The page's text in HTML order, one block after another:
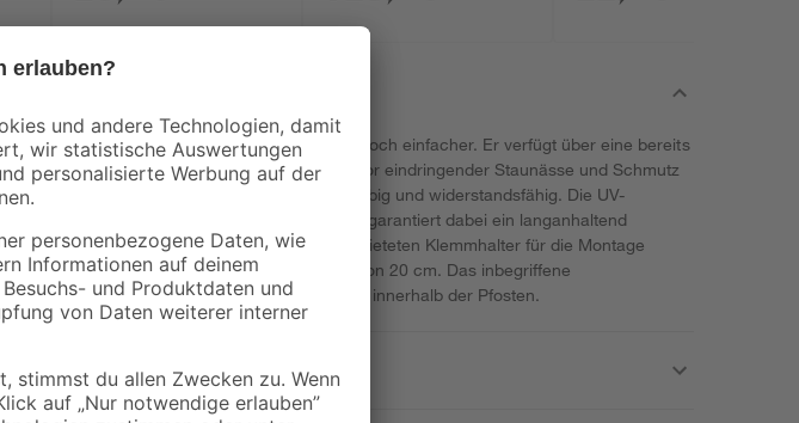
Mit dem Zaunpfosten 'Easy' wird der Zaunbau noch einfacher. Er verfügt über eine bereits
angeschweißte Dübelplatte, die hohen Schutz vor eindringender Staunässe und Schmutz
bietet. Dadurch ist der Pfosten besonders langlebig und widerstandsfähig. Die UV-
beständige Pulverbeschichtung in grüner Farbe garantiert dabei ein langanhaltend
einheitliches Farbbild. Dazu eignen sich die vernieteten Klemmhalter für die Montage
beliebiger Stabmatten mit einer Maschenhöhe von 20 cm. Das inbegriffene
Befestigungsmaterial befindet sich bei Lieferung innerhalb der Pfosten.